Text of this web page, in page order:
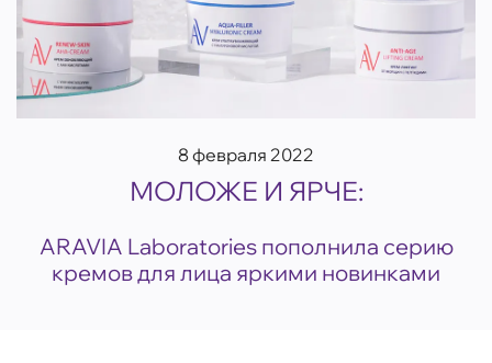
8 февраля 2022
МОЛОЖЕ И ЯРЧЕ:
ARAVIA Laboratories пополнила серию
кремов для лица яркими новинками